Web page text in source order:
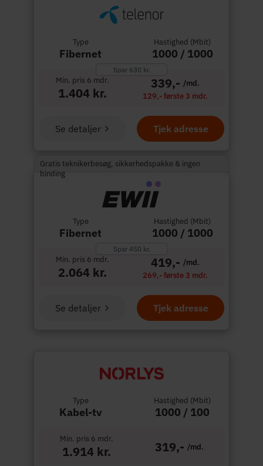
Type
Fibernet
Hastighed (Mbit)
1000 / 1000
Spar 630 kr.
Min. pris 6 mdr.
1.404 kr.
339,- /md.
129,- første 3 mdr.
Tjek adresse
Se detaljer
Gratis teknikerbesøg, sikkerhedspakke & ingen
binding
Type
Fibernet
Hastighed (Mbit)
1000 / 1000
Spar 450 kr.
Min. pris 6 mdr.
2.064 kr.
419,- /md.
269,- første 3 mdr.
Tjek adresse
Se detaljer
Type
Kabel-tv
Hastighed (Mbit)
1000 / 100
Min. pris 6 mdr.
1.914 kr. 319,- /md.